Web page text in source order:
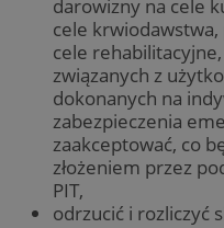
darowizny na cele
cele
cele
związanych z
dokonanych na
zabezpieczenia
zaakceptować, co
złożeniem przez
PIT,
odrzucić i rozliczyć